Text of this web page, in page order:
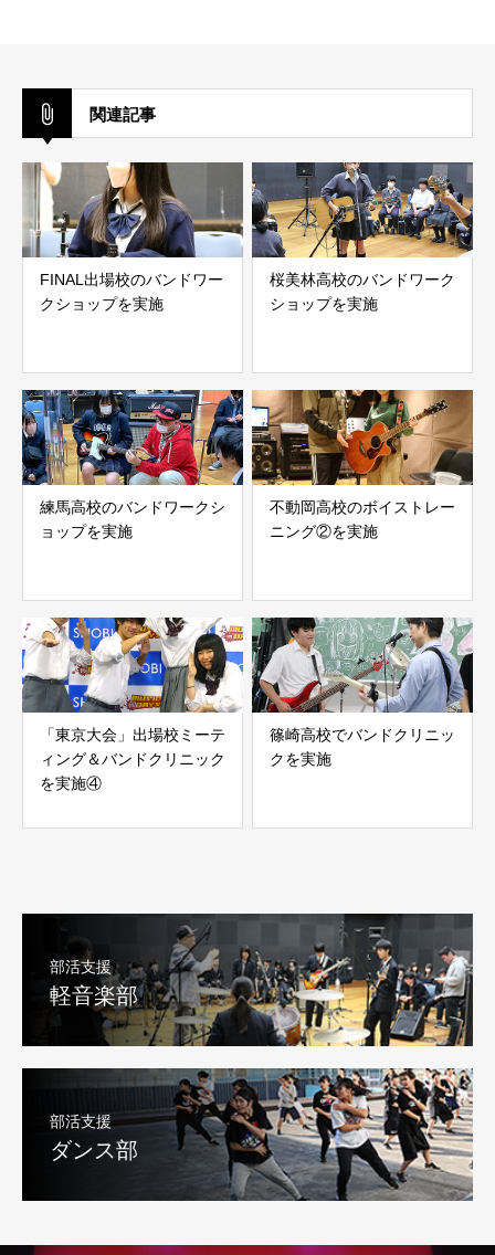
関連記事
FINAL出場校のバンドワー
クショップを実施
桜美林高校のバンドワーク
ショップを実施
練馬高校のバンドワークシ
ョップを実施
不動岡高校のボイストレー
ニング②を実施
「東京大会」出場校ミーテ
ィング＆バンドクリニック
を実施④
篠崎高校でバンドクリニッ
クを実施
部活支援
軽音楽部
部活支援
ダンス部